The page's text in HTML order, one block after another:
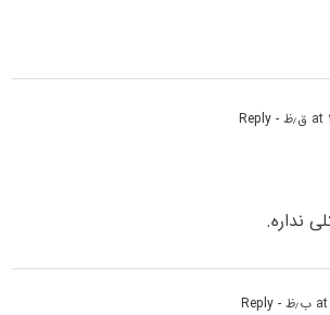
- Reply
نداره.
- Reply